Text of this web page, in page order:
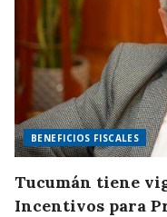
BENEFICIOS FISCALES
Tucumán tiene
Incentivos para